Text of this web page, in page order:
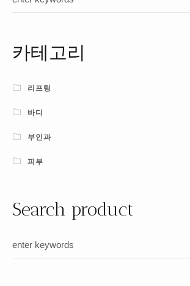
카테고리
리프팅
바디
부인과
피부
Search product